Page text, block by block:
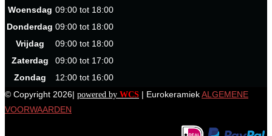
Woensdag 09:00 tot 18:00
Donderdag 09:00 tot 18:00
Vrijdag
09:00 tot 18:00
Zaterdag
09:00 tot 17:00
Zondag
12:00 tot 16:00
© Copyright 2026| powered by WCS | EurokeramiekALGEMENE
VOORWAARDEN